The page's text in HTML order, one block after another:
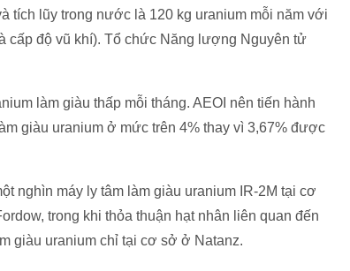
tích lũy trong nước là 120 kg uranium mỗi năm với
cấp độ vũ khí). Tổ chức Năng lượng Nguyên tử
làm giàu thấp mỗi tháng. AEOI nên tiến hành
giàu uranium ở mức trên 4% thay vì 3,67% được
nghìn máy ly tâm làm giàu uranium IR-2M tại cơ
trong khi thỏa thuận hạt nhân liên quan đến
giàu uranium chỉ tại cơ sở ở Natanz.